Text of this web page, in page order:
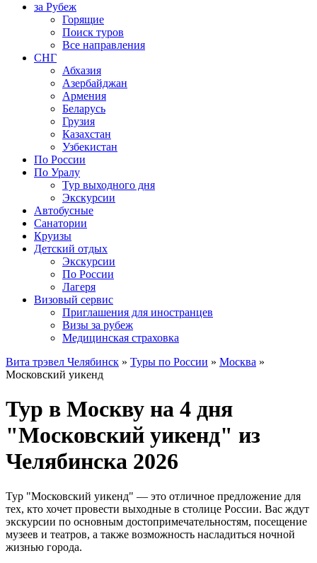
за Рубеж
Горящие
Поиск туров
Все направления
СНГ
Абхазия
Азербайджан
Армения
Беларусь
Грузия
Казахстан
Узбекистан
По России
По Уралу
Тур выходного дня
Экскурсии
Автобусные
Санатории
Круизы
Детский отдых
Экскурсии
По России
Лагеря
Визовый сервис
Приглашения для иностранцев
Визы за рубеж
Медицинская страховка
Вита трэвел Челябинск » Туры по России » Москва »
Московский уикенд
Тур в Москву на 4 дня
"Московский уикенд" из
Челябинска 2026
Тур "Московский уикенд" — это отличное предложение для
тех, кто хочет провести выходные в столице России. Вас ждут
экскурсии по основным достопримечательностям, посещение
музеев и театров, а также возможность насладиться ночной
жизнью города.